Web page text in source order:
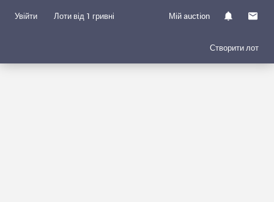
Увійти Лоти від 1 гривні Мій auction
Створити лот